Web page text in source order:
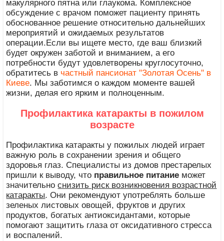
макулярного пятна или глаукома. Комплексное
обсуждение с врачом поможет пациенту принять
обоснованное решение относительно дальнейших
мероприятий и ожидаемых результатов
операции.Если вы ищете место, где ваш близкий
будет окружен заботой и вниманием, а его
потребности будут удовлетворены круглосуточно,
обратитесь в частный пансионат "Золотая Осень" в
Киеве. Мы заботимся о каждом моменте вашей
жизни, делая его ярким и полноценным.
Профилактика катаракты в пожилом
возрасте
Профилактика катаракты у пожилых людей играет
важную роль в сохранении зрения и общего
здоровья глаз. Специалисты из домов престарелых
пришли к выводу, что правильное питание может
значительноснизить риск возникновения возрастной
катаракты. Они рекомендуют употреблять больше
зеленых листовых овощей, фруктов и других
продуктов, богатых антиоксидантами, которые
помогают защитить глаза от оксидативного стресса
и воспалений.